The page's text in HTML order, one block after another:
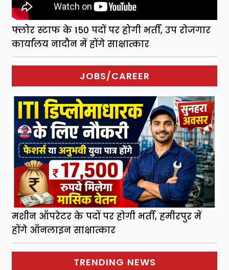
फ्लोर स्टाफ के 150 पदों पर होगी भर्ती, उप रोजगार
कार्यालय नादौन में होंगे साक्षात्कार
JOBS/CAREER
मशीन ऑपरेटर के पदों पर होगी भर्ती, हमीरपुर में
होंगे ऑनलाइन साक्षात्कार
TRENDING NEWS